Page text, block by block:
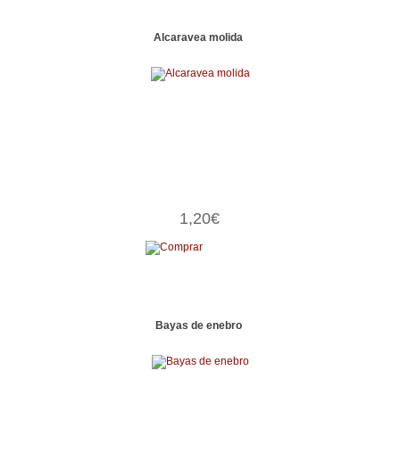
Alcaravea molida
1,20€
Bayas de enebro